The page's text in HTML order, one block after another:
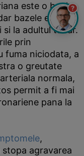
este o boala
bazele ei se
la adultul tanar.
prin
fuma niciodata, a
o greutate
normala,
permit a fi mai
pana la
,
agravarea
?